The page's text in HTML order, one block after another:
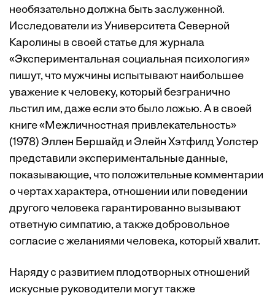
необязательно должна быть заслуженной.
Исследователи из Университета Северной
Каролины в своей статье для журнала
«Экспериментальная социальная психология»
пишут, что мужчины испытывают наибольшее
уважение к человеку, который безгранично
льстил им, даже если это было ложью. А в своей
книге «Межличностная привлекательность»
(1978) Эллен Бершайд и Элейн Хэтфилд Уолстер
представили экспериментальные данные,
показывающие, что положительные комментарии
о чертах характера, отношении или поведении
другого человека гарантированно вызывают
ответную симпатию, а также добровольное
согласие с желаниями человека, который хвалит.
Наряду с развитием плодотворных отношений
искусные руководители могут также